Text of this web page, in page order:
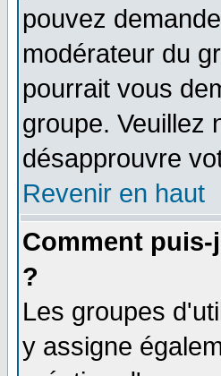
pouvez
modérateur du
pourrait vous
groupe. Veuillez
désapprouvre
Revenir en haut
Comment
?
Les groupes
y assigne